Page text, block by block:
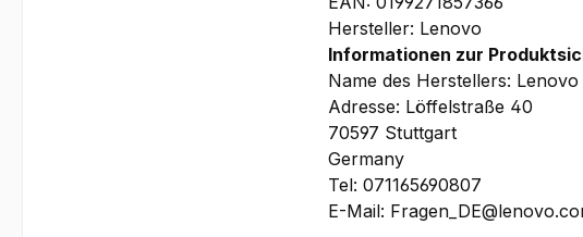
356 x 249 x 10.1/17.05 mm
Garantie:
1 Jahr Depot/Bring-In
priorisierten Vor Ort Service)
,
Bilder und technische Details
Hersteller: Lenovo
Informationen zur
Name des Herstellers:
Adresse: Löffelstraße 40
70597 Stuttgart
Germany
Tel: 071165690807
E-Mail: